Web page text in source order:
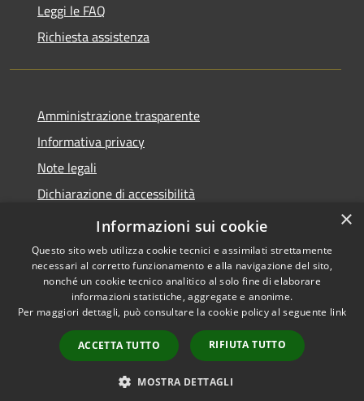
Leggi le FAQ
Richiesta assistenza
Amministrazione trasparente
Informativa privacy
Note legali
Dichiarazione di accessibilità
Link app municipium
Accessibilità
Copyright © 2026 • Comune di
Bardolino • Powered by
Municipium•
Accesso
redazione
×
Informazioni sui cookie
Questo sito web utilizza cookie tecnici e assimilati strettamente
necessari al corretto funzionamento e alla navigazione del sito,
nonché un cookie tecnico analitico al solo fine di elaborare
informazioni statistiche, aggregate e anonime.
Per maggiori dettagli, può consultare la cookie policy al seguente link
ACCETTA TUTTO RIFIUTA TUTTO
MOSTRA DETTAGLI